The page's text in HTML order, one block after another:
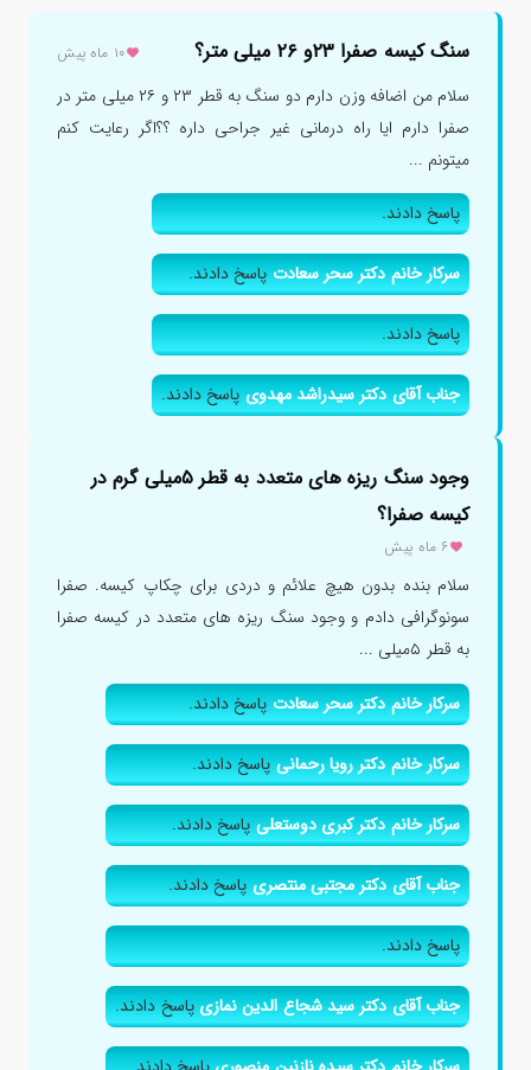
سنگ کیسه صفرا ۲۳و ۲۶ میلی متر؟ ۱۰ ماه پیش
سلام من اضافه وزن دارم دو سنگ به قطر ۲۳ و ۲۶ میلی متر در
صفرا دارم ایا راه درمانی غیر جراحی داره ؟؟اگر رعایت کنم
میتونم ...
پاسخ دادند.
سرکار خانم دکتر سحر سعادتپاسخ دادند.
پاسخ دادند.
جناب آقای دکتر سیدراشد مهدویپاسخ دادند.
وجود سنگ ریزه های متعدد به قطر ۵میلی گرم در
کیسه صفرا؟
۶ ماه پیش
سلام بنده بدون هیچ علائم و دردی برای چکاپ کیسه. صفرا
سونوگرافی دادم و وجود سنگ ریزه های متعدد در کیسه صفرا
به قطر ۵میلی ...
سرکار خانم دکتر سحر سعادتپاسخ دادند.
سرکار خانم دکتر رویا رحمانیپاسخ دادند.
سرکار خانم دکتر کبری دوستعلیپاسخ دادند.
جناب آقای دکتر مجتبی منتصریپاسخ دادند.
پاسخ دادند.
جناب آقای دکتر سید شجاع الدین نمازیپاسخ دادند.